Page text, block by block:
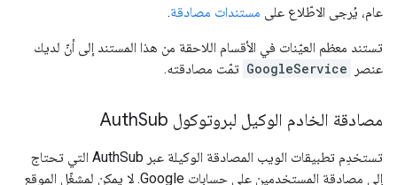
عام، يُرجى الاطّلاع على مستندات مصادقة.
تستند معظم العيّنات في الأقسام اللاحقة من هذا المستند إلى أنّ لديك
عنصر
GoogleService تمّت مصادقته.
مصادقة الخادم الوكيل لبروتوكول Auth Sub
تستخدِم تطبيقات الويب المصادقة الوكيلة عبر AuthSub التي تحتاج
إلى مصادقة المستخدمين على حسابات Google. لا يمكن لمشغّل الموقع